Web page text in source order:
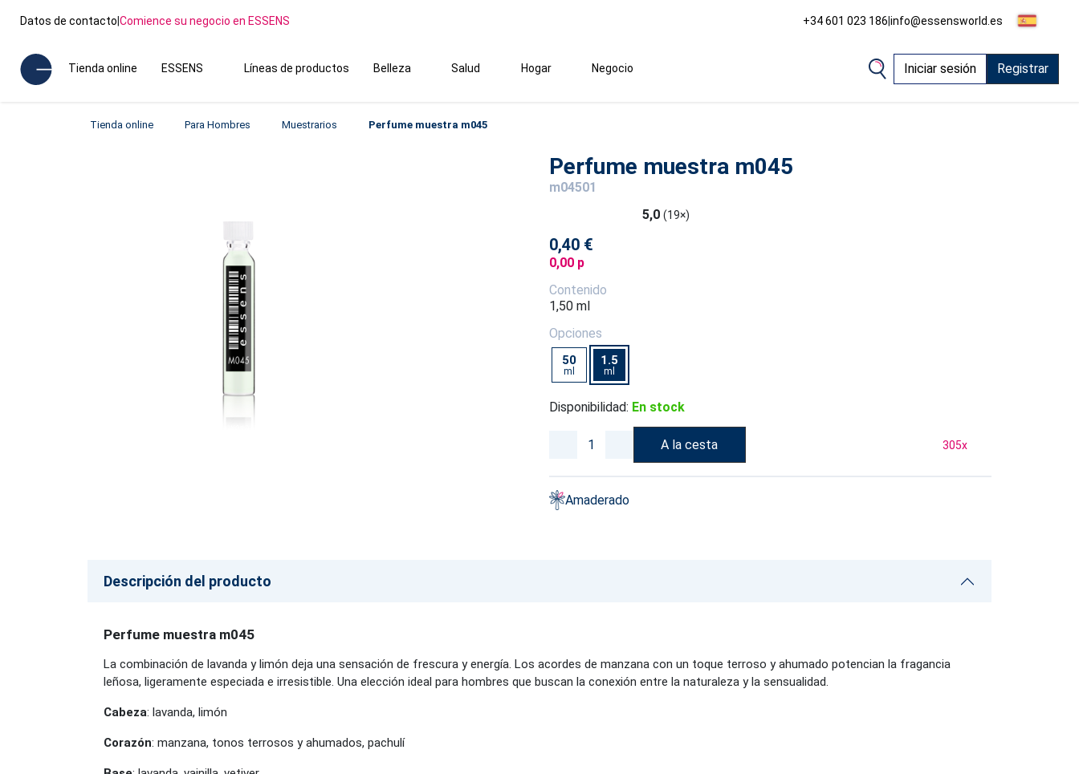
Datos de contacto|Comience su negocio en ESSENS +34 601 023 186|info@essensworld.es
Tienda online ESSENS Líneas de productos Belleza Salud Hogar Negocio Iniciar sesión Registrar
Tienda online Para Hombres Muestrarios Perfume muestra m045
Perfume muestra m045
m04501
5,0 (19×)
0,40 €
0,00 p
Contenido
1,50 ml
Opciones
50
ml
1.5
ml
Disponibilidad: En stock
A la cesta 305x
Amaderado
Descripción del producto
Perfume muestra m045
La combinación de lavanda y limón deja una sensación de frescura y energía. Los acordes de manzana con un toque terroso y ahumado potencian la fragancia
leñosa, ligeramente especiada e irresistible. Una elección ideal para hombres que buscan la conexión entre la naturaleza y la sensualidad.
Cabeza: lavanda, limón
Corazón: manzana, tonos terrosos y ahumados, pachulí